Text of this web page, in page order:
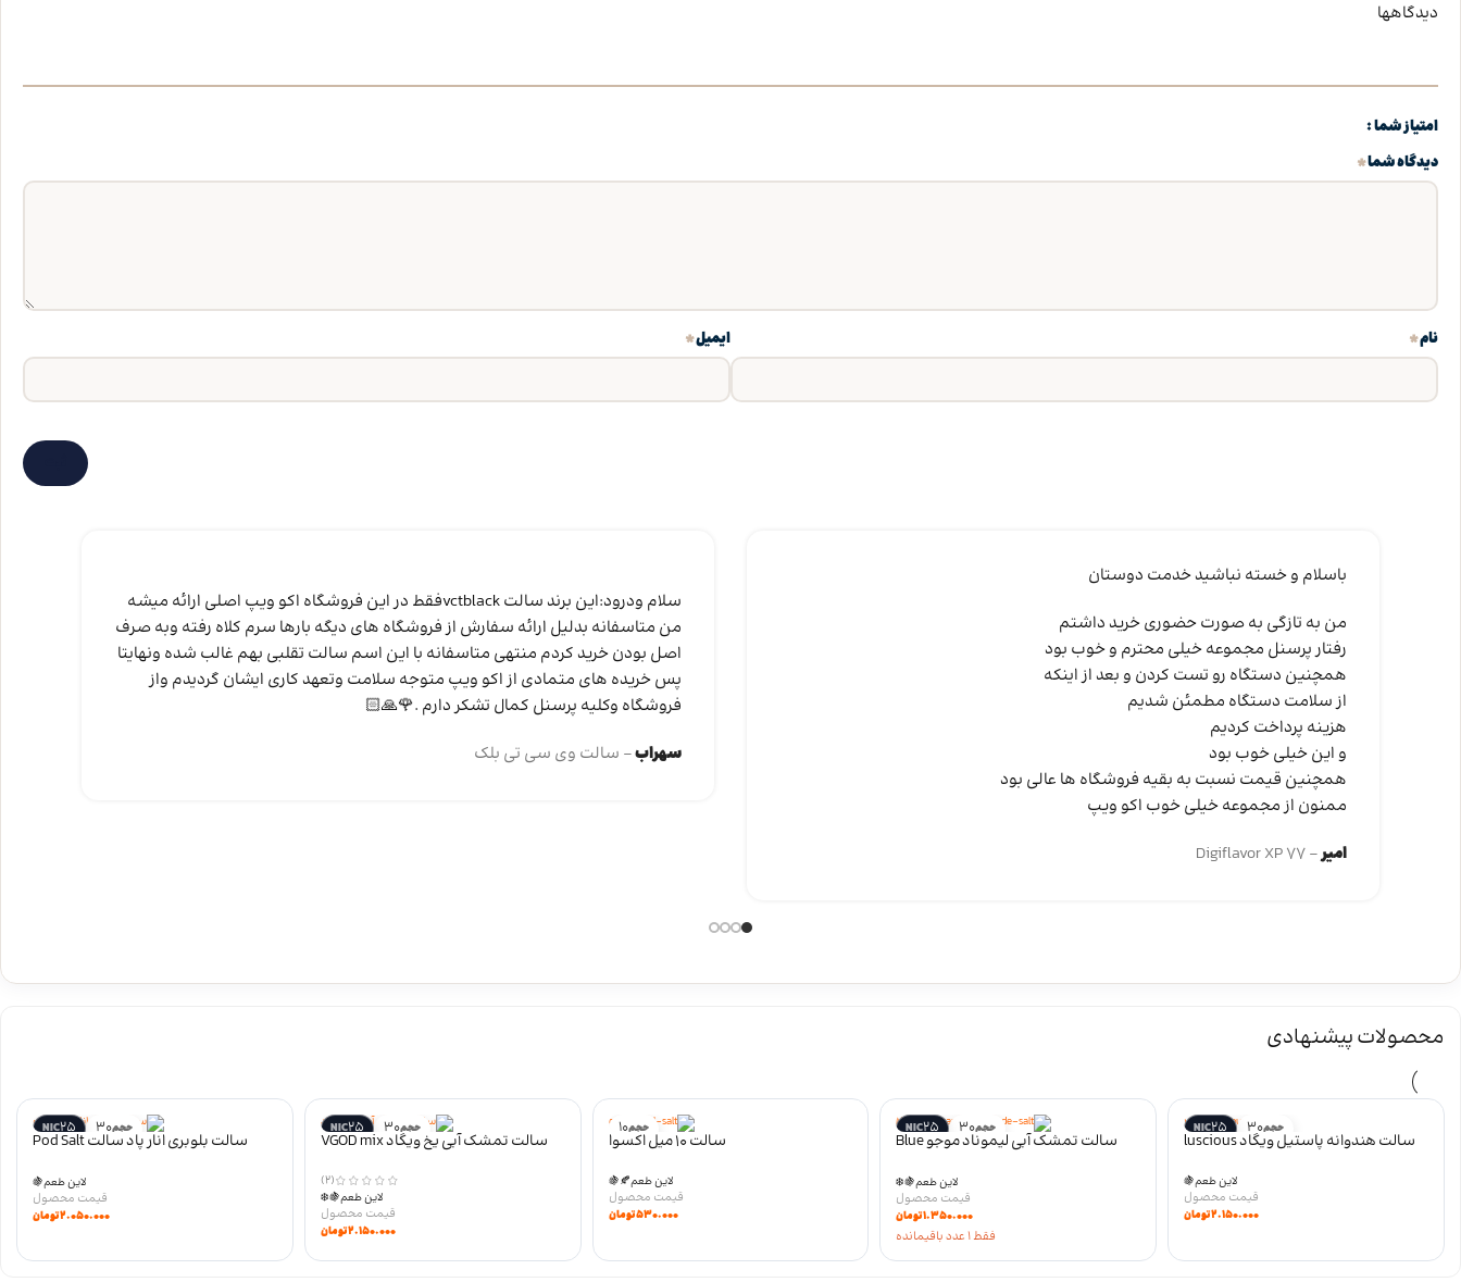
دیدگاهها
امتیاز شما
دیدگاه شما*
نام* ایمیل*
باسلام و خسته نباشید خدمت دوستان
من به تازگی به صورت حضوری خرید داشتم
رفتار پرسنل مجموعه خیلی محترم و خوب بود
همچنین دستگاه رو تست کردن و بعد از اینکه
از سلامت دستگاه مطمئن شدیم
هزینه پرداخت کردیم
و این خیلی خوب بود
همچنین قیمت نسبت به بقیه فروشگاه ها عالی بود
ممنون از مجموعه خیلی خوب اکو ویپ
امیر Digiflavor XP 77
سلام ودرود:این برند سالت vctblackفقط در این فروشگاه اکو ویپ اصلی ارائه میشه
من متاسفانه بدلیل ارائه سفارش از فروشگاه های دیگه بارها سرم کلاه رفته وبه صرف
اصل بودن خرید کردم منتهی متاسفانه با این اسم سالت تقلبی بهم غالب شده ونهایتا
پس خریده های متمادی از اکو ویپ متوجه سلامت وتعهد کاری ایشان گردیدم واز
فروشگاه وکلیه پرسنل کمال تشکر دارم .🌹🙏🏻
سهراب
سالت وی سی تی بلک
محصولات پیشنهادی
حجم30
25
NIC
سالت هندوانه پاستیل ویگاد luscious
لاین طعم🍇
۲.۱۵۰.۰۰۰تومان
حجم30
25
NIC
سالت تمشک آبی لیموناد موجو Blue
لاین طعم🍇
❄️
۱.۳۵۰.۰۰۰تومان
فقط 1 عدد باقیمانده
حجم10
سالت 10 میل اکسوا
لاین طعم🍂
🍇
۵۳۰.۰۰۰تومان
حجم30
25
NIC
سالت تمشک آبی یخ ویگاد VGOD mix
(2)
لاین طعم🍇
❄️
۲.۱۵۰.۰۰۰تومان
حجم30
25
NIC
سالت بلوبری انار پاد سالت Pod Salt
لاین طعم🍇
۲.۰۵۰.۰۰۰تومان